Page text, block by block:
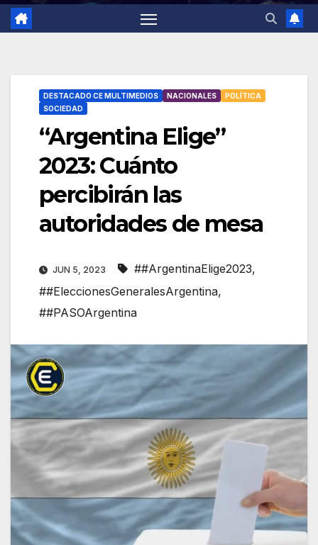
DESTACADO CE MULTIMEDIOS NACIONALES
POLÍTICA
SOCIEDAD
“Argentina Elige”
2023: Cuánto
percibirán las
autoridades de mesa
JUN 5, 2023 ##ArgentinaElige2023,
##EleccionesGeneralesArgentina,
##PASOArgentina